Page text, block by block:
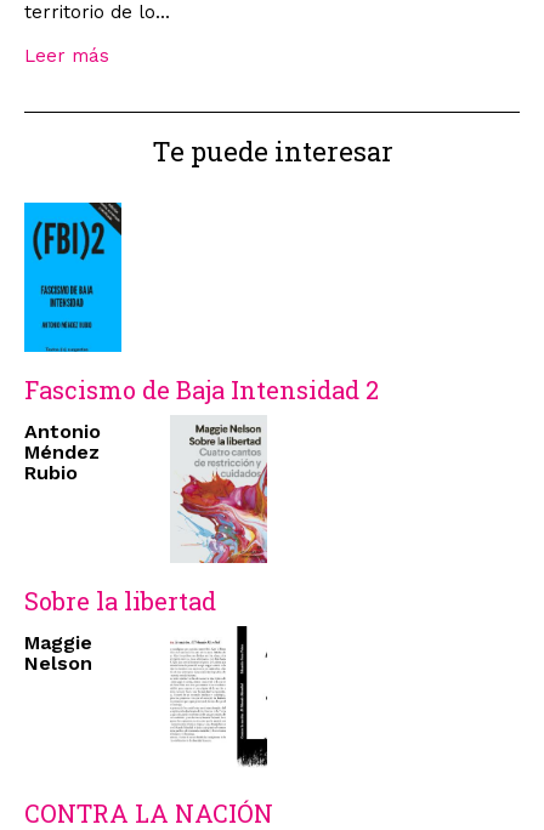
territorio de lo...
Leer más
Te puede interesar
Fascismo de Baja Intensidad 2
Antonio
Méndez
Rubio
Sobre la libertad
Maggie
Nelson
CONTRA LA NACIÓN